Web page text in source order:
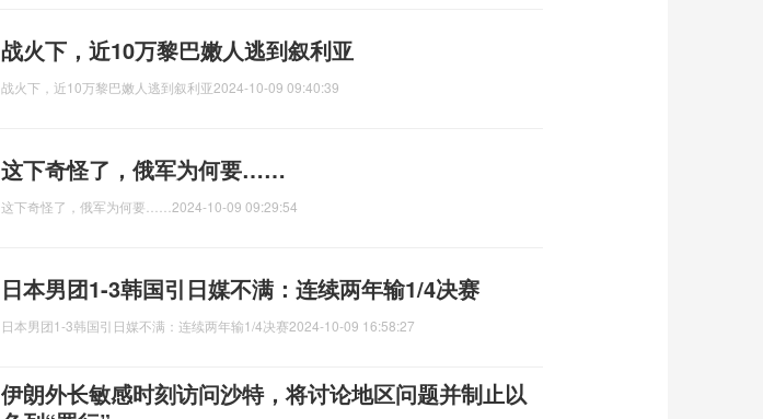
战火下，近10万黎巴嫩人逃到叙利亚
战火下，近10万黎巴嫩人逃到叙利亚2024-10-09 09:40:39
这下奇怪了，俄军为何要……
这下奇怪了，俄军为何要…… 2024-10-09 09:29:54
日本男团1-3韩国引日媒不满：连续两年输1/4决赛
日本男团1-3韩国引日媒不满：连续两年输1/4决赛2024-10-09 16:58:27
伊朗外长敏感时刻访问沙特，将讨论地区问题并制止以